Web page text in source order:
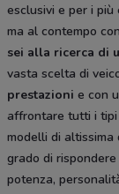
esclusivi e per i
ma al contempo
sei alla ricerca di
vasta scelta di
prestazioni e con
affrontare tutti i tipi
modelli di
grado di
potenza,